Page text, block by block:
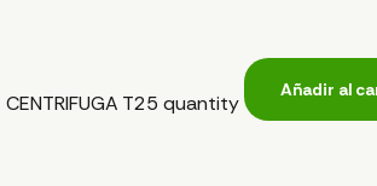
CENTRIFUGA T25 quantity
Añadir al